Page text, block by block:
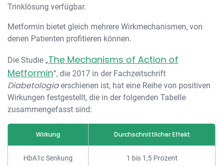
Trinklösung verfügbar.
Metformin bietet gleich mehrere Wirkmechanismen, von
denen Patienten profitieren können.
Die Studie „The Mechanisms of Action of
Metformin“, die 2017 in der Fachzeitschrift
Diabetologiaerschienen ist, hat eine Reihe von positiven
Wirkungen festgestellt, die in der folgenden Tabelle
zusammengefasst sind:
Wirkung Durchschnittlicher Effekt
HbA1c Senkung 1 bis 1,5 Prozent